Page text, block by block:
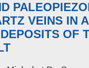
VEINS IN
OF